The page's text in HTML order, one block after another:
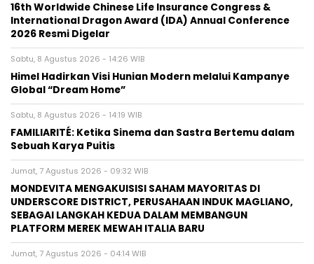
16th Worldwide Chinese Life Insurance Congress &
International Dragon Award (IDA) Annual Conference
2026 Resmi Digelar
Sabtu, 8 Agustus 2026 - 14:26 WIB
Himel Hadirkan Visi Hunian Modern melalui Kampanye
Global “Dream Home”
Sabtu, 8 Agustus 2026 - 14:19 WIB
FAMILIARITÉ: Ketika Sinema dan Sastra Bertemu dalam
Sebuah Karya Puitis
Jumat, 7 Agustus 2026 - 09:32 WIB
MONDEVITA MENGAKUISISI SAHAM MAYORITAS DI
UNDERSCORE DISTRICT, PERUSAHAAN INDUK MAGLIANO,
SEBAGAI LANGKAH KEDUA DALAM MEMBANGUN
PLATFORM MEREK MEWAH ITALIA BARU
Jumat, 7 Agustus 2026 - 04:14 WIB